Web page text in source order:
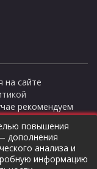
сайте
рекомендуем
представлена на
и не являются
© 2026
повышения
дополнения
анализа и
информацию